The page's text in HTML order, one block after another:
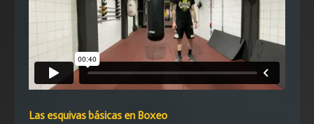
Las esquivas básicas en Boxeo